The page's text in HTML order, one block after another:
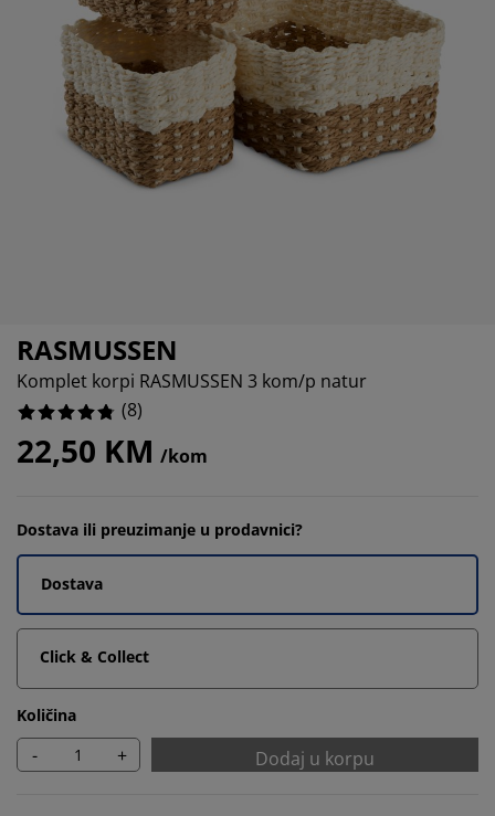
za spavaću sobu
kreveta
kreveta sa spremnikom
madraci
namještaja
rasvjeta
potrepštine
soba
RASMUSSEN
Komplet korpi RASMUSSEN 3 kom/p natur
(8)
22,50 KM /kom
Dostava ili preuzimanje u prodavnici?
Dostava
Click & Collect
Količina
- + Dodaj u korpu